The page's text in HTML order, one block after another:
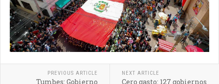
PREVIOUS ARTICLE
Tumbes: Gobierno
NEXT ARTICLE
Cero gasto: 127 gobiernos